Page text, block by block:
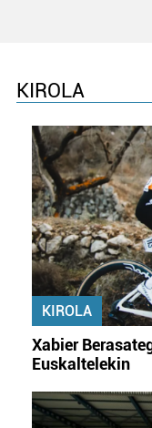
KIROLA
KIROLA
Xabier
Euskaltelekin